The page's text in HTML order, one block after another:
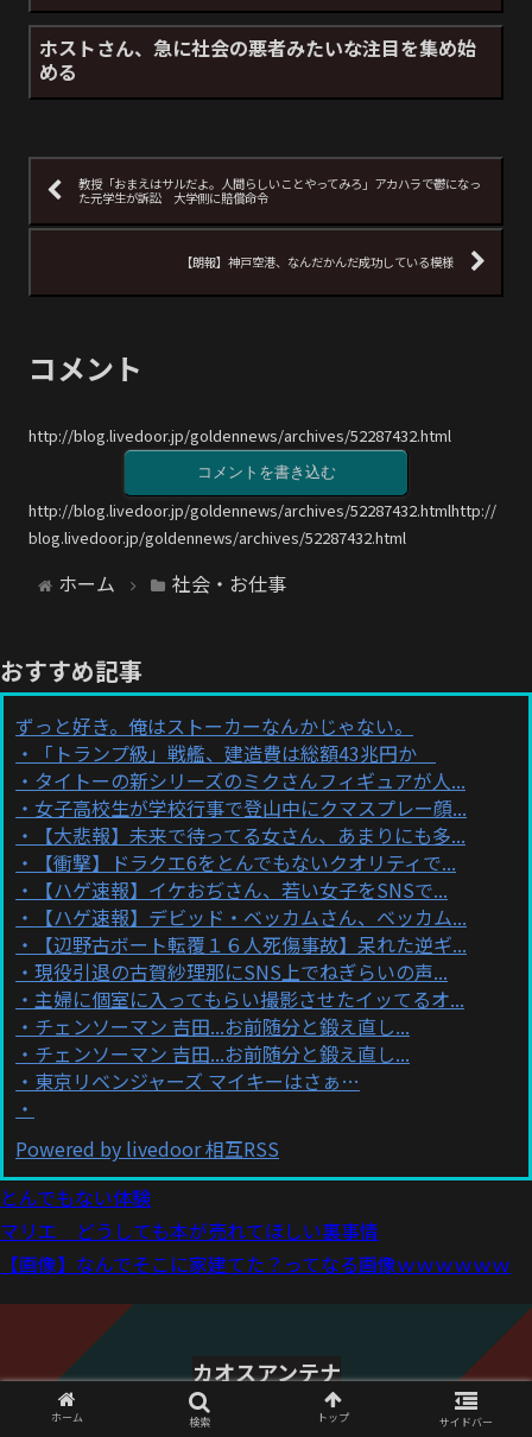
ホストさん、急に社会の悪者みたいな注目を集め始
める
教授「おまえはサルだよ。人間らしいことやってみろ」アカハラで鬱になっ
た元学生が訴訟 大学側に賠償命令
【朗報】神戸空港、なんだかんだ成功している模様
コメント
http://blog.livedoor.jp/goldennews/archives/52287432.html
コメントを書き込む
http://blog.livedoor.jp/goldennews/archives/52287432.htmlhttp://
blog.livedoor.jp/goldennews/archives/52287432.html
ホーム 社会・お仕事
おすすめ記事
ずっと好き。俺はストーカーなんかじゃない。
「トランプ級」戦艦、建造費は総額43兆円か
タイトーの新シリーズのミクさんフィギュアが人...
女子高校生が学校行事で登山中にクマスプレー顔...
【大悲報】未来で待ってる女さん、あまりにも多...
【衝撃】ドラクエ6をとんでもないクオリティで...
【ハゲ速報】イケおぢさん、若い女子をSNSで...
【ハゲ速報】デビッド・ベッカムさん、ベッカム...
【辺野古ボート転覆１６人死傷事故】呆れた逆ギ...
現役引退の古賀紗理那にSNS上でねぎらいの声...
主婦に個室に入ってもらい撮影させたイッてるオ...
チェンソーマン 吉田...お前随分と鍛え直し...
チェンソーマン 吉田...お前随分と鍛え直し...
東京リベンジャーズ マイキーはさぁ…
Powered by livedoor 相互RSS
とんでもない体験
マリエ どうしても本が売れてほしい裏事情
【画像】なんでそこに家建てた？ってなる画像ｗｗｗｗｗｗ
カオスアンテナ
© 2021 カオスアンテナ.
ホーム 検索 トップ サイドバー